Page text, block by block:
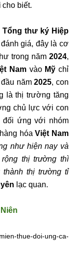
cho biết.
Tổng thư ký Hiệp
đánh giá, đây là cơ
ư trong năm2024,
Nam vào Mỹchỉ
đầu năm2025, con
l à thị trường tăng
chủ lực với con
đối ứng với nhóm
àng hóaViệt Nam
như hiện nay và
thị trường thì
thành thị trường tỉ
ạc quan.
thue-doi-ung-ca-